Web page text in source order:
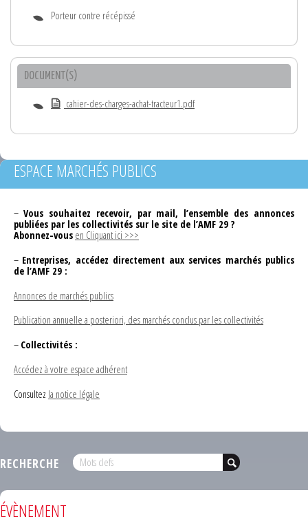
Porteur contre récépissé
DOCUMENT(S)
cahier-des-charges-achat-tracteur1.pdf
ESPACE MARCHÉS PUBLICS
– Vous souhaitez recevoir, par mail, l’ensemble des annonces
publiées par les collectivités sur le site de l’AMF 29 ?
Abonnez-vous en Cliquant ici >>>
– Entreprises, accédez directement aux services marchés publics
de l’AMF 29 :
Annonces de marchés publics
Publication annuelle a posteriori, des marchés conclus par les collectivités
– Collectivités :
Accédez à votre espace adhérent
Consultez la notice légale
RECHERCHE
ÉVÈNEMENT